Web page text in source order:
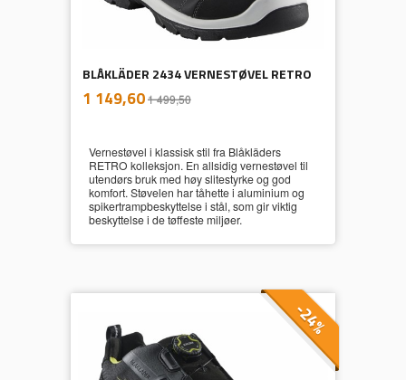
BLÅKLÄDER 2434 VERNESTØVEL RETRO
Tilbud
1 149,601 499,50mva.
Vernestøvel i klassisk stil fra Blåkläders
RETRO kolleksjon. En allsidig vernestøvel til
utendørs bruk med høy slitestyrke og god
komfort. Støvelen har tåhette i aluminium og
spikertrampbeskyttelse i stål, som gir viktig
beskyttelse i de tøffeste miljøer.
-24%